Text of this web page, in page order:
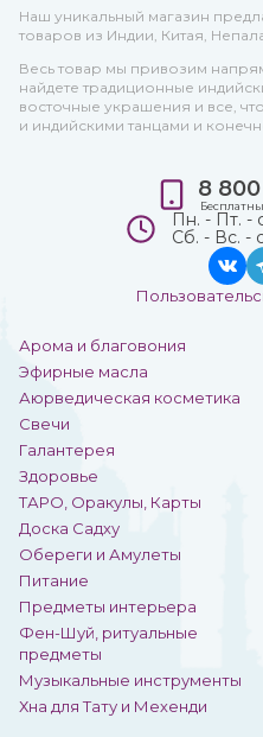
Наш уникальный магазин
товаров из Индии, Китая,
Весь товар мы привозим
найдете традиционные
восточные украшения и все,
и индийскими танцами и
Арома и благовония
Эфирные масла
Аюрведическая косметика
Свечи
Галантерея
Здоровье
ТАРО, Оракулы, Карты
Доска Садху
Обереги и Амулеты
Питание
Предметы интерьера
Фен-Шуй, ритуальные
предметы
Музыкальные инструменты
Хна для Тату и Мехенди
8
Пн. - Пт. -
Сб. - Вс. -